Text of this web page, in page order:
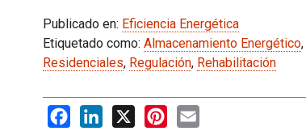
Publicado en: Eficiencia Energética
Etiquetado como: Almacenamiento Energético,
Residenciales, Regulación, Rehabilitación
FacebookLinkedIn
X PinterestEmail